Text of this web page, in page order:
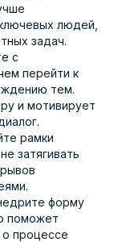
людей,
задач.
с
перейти к
тем.
и мотивирует
рамки
затягивать
форму
поможет
о процессе